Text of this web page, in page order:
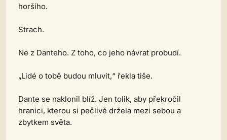
horšího.
Strach.
Ne z Danteho. Z toho, co jeho návrat probudí.
„Lidé o tobě budou mluvit,“ řekla tiše.
Dante se naklonil blíž. Jen tolik, aby překročil
hranici, kterou si pečlivě držela mezi sebou a
zbytkem světa.